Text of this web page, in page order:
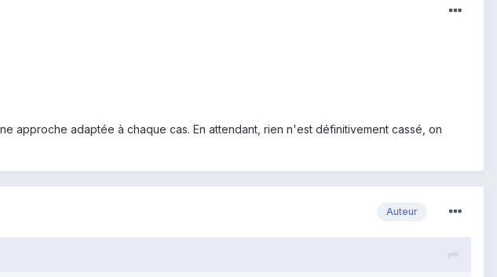
approche adaptée à chaque cas. En attendant, rien n'est définitivement cassé, on
Auteur